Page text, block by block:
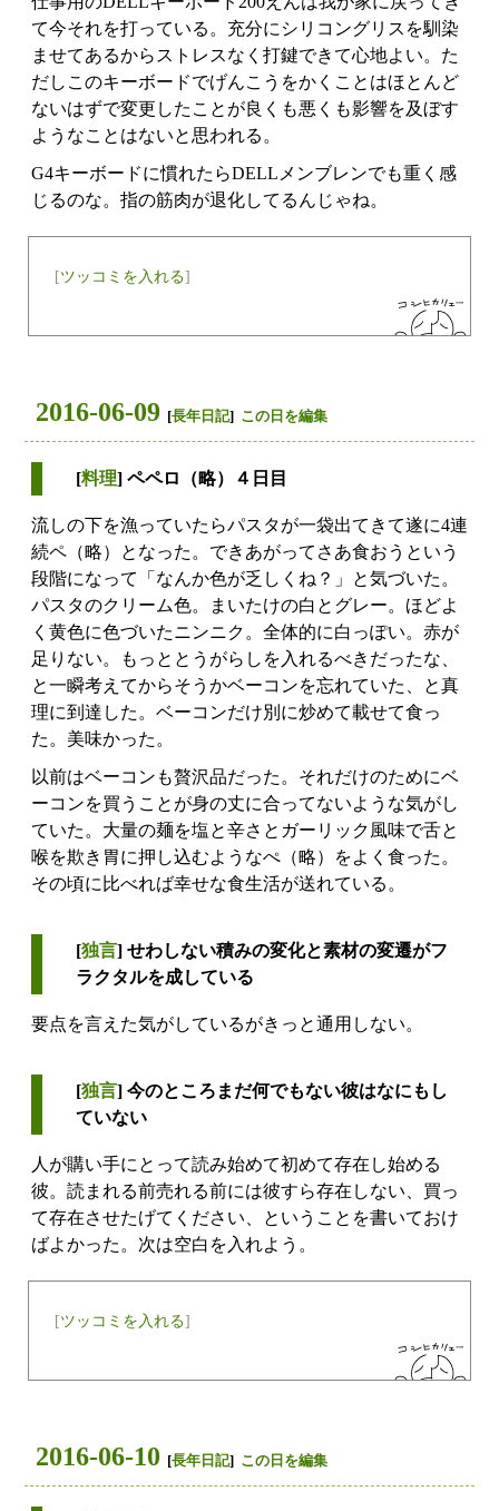
て今それを打っている。充分にシリコングリスを馴染
ませてあるからストレスなく打鍵できて心地よい。た
だしこのキーボードでげんこうをかくことはほとんど
ないはずで変更したことが良くも悪くも影響を及ぼす
ようなことはないと思われる。
G4キーボードに慣れたらDELLメンブレンでも重く感
じるのな。指の筋肉が退化してるんじゃね。
[ツッコミを入れる]
2016-06-09 [長年日記] この日を編集
[料理] ペペロ（略）４日目
流しの下を漁っていたらパスタが一袋出てきて遂に4連
続ペ（略）となった。できあがってさあ食おうという
段階になって「なんか色が乏しくね？」と気づいた。
パスタのクリーム色。まいたけの白とグレー。ほどよ
く黄色に色づいたニンニク。全体的に白っぽい。赤が
足りない。もっととうがらしを入れるべきだったな、
と一瞬考えてからそうかベーコンを忘れていた、と真
理に到達した。ベーコンだけ別に炒めて載せて食っ
た。美味かった。
以前はベーコンも贅沢品だった。それだけのためにベ
ーコンを買うことが身の丈に合ってないような気がし
ていた。大量の麺を塩と辛さとガーリック風味で舌と
喉を欺き胃に押し込むようなぺ（略）をよく食った。
その頃に比べれば幸せな食生活が送れている。
[独言] せわしない積みの変化と素材の変遷がフ
ラクタルを成している
要点を言えた気がしているがきっと通用しない。
[独言] 今のところまだ何でもない彼はなにもし
ていない
人が購い手にとって読み始めて初めて存在し始める
彼。読まれる前売れる前には彼すら存在しない、買っ
て存在させたげてください、ということを書いておけ
ばよかった。次は空白を入れよう。
[ツッコミを入れる]
2016-06-10 [長年日記] この日を編集